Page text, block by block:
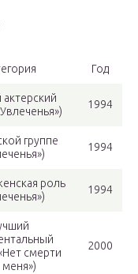
Год
1994
группе
1994
роль
1994
смерти
меня»)
2000